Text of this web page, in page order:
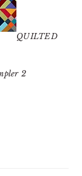
QUILTED